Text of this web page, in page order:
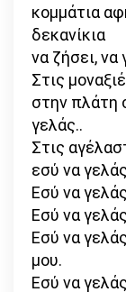
κομμάτια
δεκανίκια
να ζήσει, να
Στις
στην πλάτη
γελάς..
Στις
εσύ να
Εσύ να
Εσύ να
Εσύ να
μου.
Εσύ να